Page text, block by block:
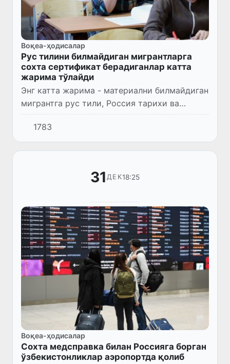
Воқеа-ҳодисалар
Рус тилини билмайдиган мигрантларга
сохта сертификат берадиганлар катта
жарима тўлайди
Энг катта жарима - материални билмайдиган
мигрантга рус тили, Россия тарихи ва
қонунчилиги асосларини муваффақиятли
топширганлиги тўғрисида сертификат
топширадиганларга белгиланган...
1783
31 ДЕК18:25
Воқеа-ҳодисалар
Сохта медсправка билан Россияга борган
ўзбекистонликлар аэропортда қолиб